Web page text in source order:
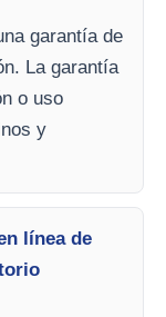
garantía de
La garantía
o uso
y
línea de